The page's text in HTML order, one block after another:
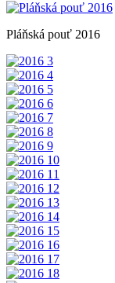
Pláňská pouť 2016